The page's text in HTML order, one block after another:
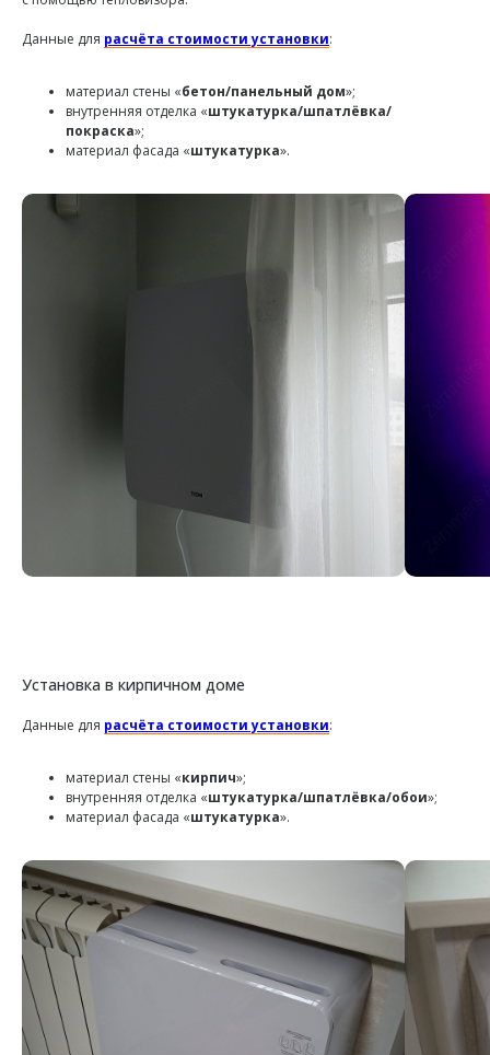
Данные для расчёта стоимости установки:
материал стены «бетон/панельный дом»;
внутренняя отделка «штукатурка/шпатлёвка/
покраска»;
материал фасада «штукатурка».
Установка в кирпичном доме
Данные для расчёта стоимости установки:
материал стены «кирпич»;
внутренняя отделка «штукатурка/шпатлёвка/обои»;
материал фасада «штукатурка».